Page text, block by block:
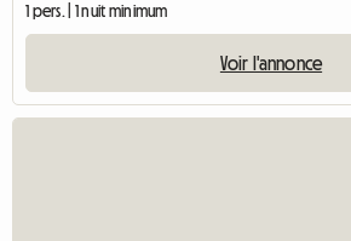
1 pers. | 1 nuit minimum
Voir l'annonce